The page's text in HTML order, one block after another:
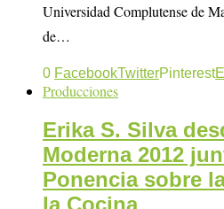
Universidad Complutense de
de…
0 FacebookTwitterPinterest
Producciones
Erika S. Silva
Moderna 2012
Ponencia sobre
la Cocina